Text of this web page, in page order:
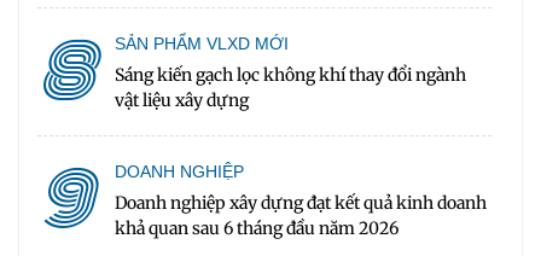
8 SẢN PHẨM VLXD MỚI
Sáng kiến gạch lọc không khí thay đổi ngành
vật liệu xây dựng
9 DOANH NGHIỆP
Doanh nghiệp xây dựng đạt kết quả kinh doanh
khả quan sau 6 tháng đầu năm 2026